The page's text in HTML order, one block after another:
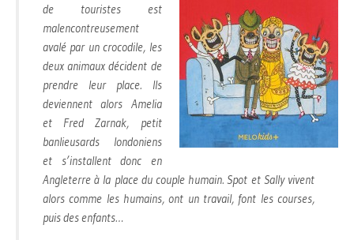
de touristes est
malencontreusement
avalé par un crocodile, les
deux animaux décident de
prendre leur place. Ils
deviennent alors Amelia
et Fred Zarnak, petit
banlieusards londoniens
et s’installent donc en
Angleterre à la place du couple humain. Spot et Sally vivent
alors comme les humains, ont un travail, font les courses,
puis des enfants…